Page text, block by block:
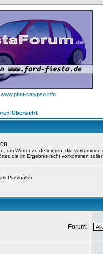
www.phat-calypso.info
Übersicht
um Wörter zu definieren, die vorkommen
die im Ergebnis nicht vorkommen
Platzhalter
Forum: